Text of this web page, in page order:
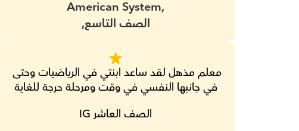
الصف التاسع,
American System,
معلم مذهل لقد ساعد ابنتي في الرياضيات وحتى
في جانبها النفسي في وقت ومرحلة حرجة للغاية
الصف العاشر IG